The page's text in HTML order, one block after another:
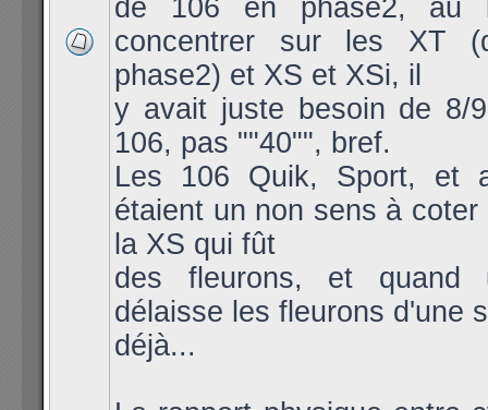
de 106 en phase2, au
concentrer sur les XT
phase2) et XS et XSi, il
y avait juste besoin de 8/
106, pas ""40"", bref.
Les 106 Quik, Sport, et
étaient un non sens à
la XS qui fût
des fleurons, et quand
délaisse les fleurons d'une
déjà...